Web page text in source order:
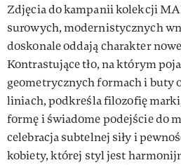
Zdjęcia do kampanii kolekcji
surowych, modernistycznych
doskonale oddają charakter
Kontrastujące tło, na którym
geometrycznych formach i buty
liniach, podkreśla filozofię
formę i świadome podejście do
celebracja subtelnej siły i
kobiety, której styl jest